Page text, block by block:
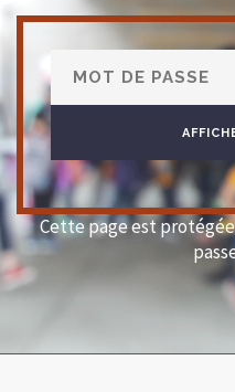
CONTACT
Cette page est